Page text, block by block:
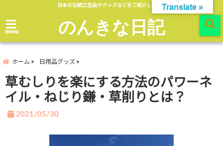
日本の伝統工芸品やグッズなどをご紹介します。
menu のんきな日記
ホーム 日用品グッズ
草むしりを楽にする方法のパワーネ
イル・ねじり鎌・草削りとは？
2021/05/30
Translate »